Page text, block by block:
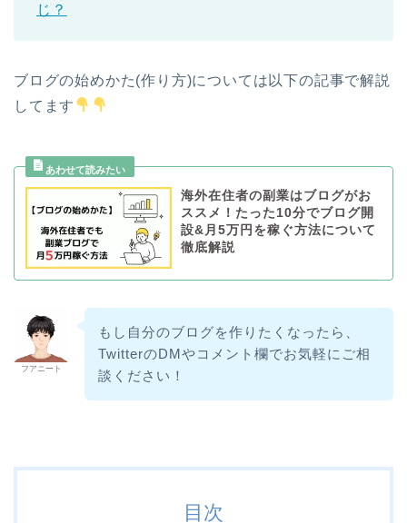
じ？
ブログの始めかた(作り方)については以下の記事で解説
してます
海外在住者の副業はブログがお
ススメ！たった10分でブログ開
設&月5万円を稼ぐ方法について
徹底解説
フアニート
もし自分のブログを作りたくなったら、
TwitterのDMやコメント欄でお気軽にご相
談ください！
目次